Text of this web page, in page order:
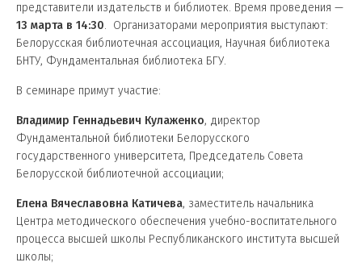
представители издательств и библиотек. Время проведения —
13 марта в 14:30. Организаторами мероприятия выступают:
Белорусская библиотечная ассоциация, Научная библиотека
БНТУ, Фундаментальная библиотека БГУ.
В семинаре примут участие:
Владимир Геннадьевич Кулаженко, директор
Фундаментальной библиотеки Белорусского
государственного университета, Председатель Совета
Белорусской библиотечной ассоциации;
Елена Вячеславовна Катичева, заместитель начальника
Центра методического обеспечения учебно-воспитательного
процесса высшей школы Республиканского института высшей
школы;